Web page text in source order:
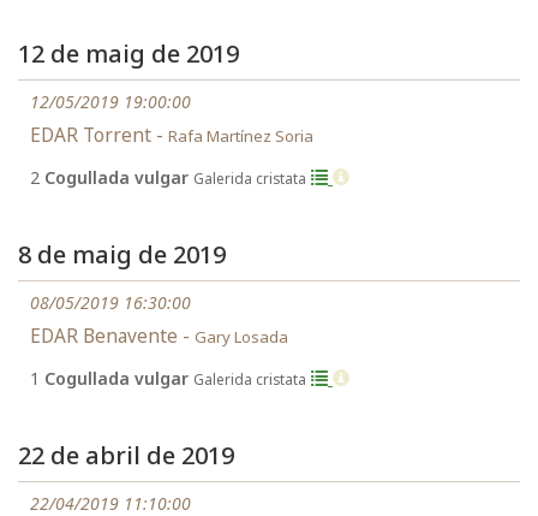
12 de maig de 2019
12/05/2019 19:00:00
EDAR Torrent - Rafa Martínez Soria
2 Cogullada vulgar Galerida cristata
8 de maig de 2019
08/05/2019 16:30:00
EDAR Benavente - Gary Losada
1 Cogullada vulgar Galerida cristata
22 de abril de 2019
22/04/2019 11:10:00